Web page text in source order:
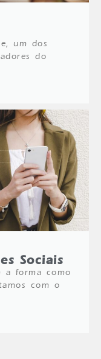
um dos
do
Sociais
a forma como
com o